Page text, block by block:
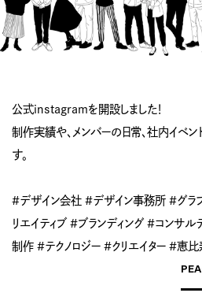
公式instagramを開設しました！
制作実績や、メンバーの日常、社内イベ
す。
#デザイン会社 #デザイン事務所 #グラ
リエイティブ #ブランディング #コンサ
制作 #テクノロジー #クリエイター #恵